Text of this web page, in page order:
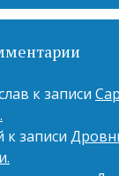
к записи
к записи